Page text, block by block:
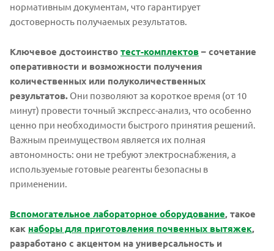
нормативным документам, что гарантирует
достоверность получаемых результатов.
Ключевое достоинство тест-комплектов – сочетание
оперативности и возможности получения
количественных или полуколичественных
результатов. Они позволяют за короткое время (от 10
минут) провести точный экспресс-анализ, что особенно
ценно при необходимости быстрого принятия решений.
Важным преимуществом является их полная
автономность: они не требуют электроснабжения, а
используемые готовые реагенты безопасны в
применении.
Вспомогательное лабораторное оборудование, такое
как наборы для приготовления почвенных вытяжек,
разработано с акцентом на универсальность и